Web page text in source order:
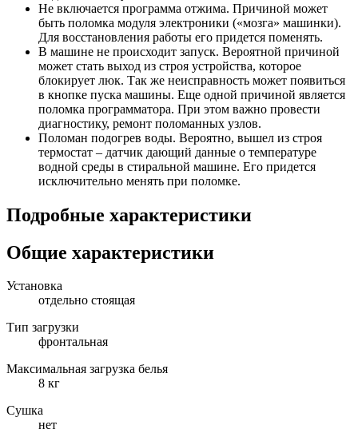
Не включается программа отжима. Причиной может
быть поломка модуля электроники («мозга» машинки).
Для восстановления работы его придется поменять.
В машине не происходит запуск. Вероятной причиной
может стать выход из строя устройства, которое
блокирует люк. Так же неисправность может появиться
в кнопке пуска машины. Еще одной причиной является
поломка программатора. При этом важно провести
диагностику, ремонт поломанных узлов.
Поломан подогрев воды. Вероятно, вышел из строя
термостат – датчик дающий данные о температуре
водной среды в стиральной машине. Его придется
исключительно менять при поломке.
Подробные характеристики
Общие характеристики
Установка
отдельно стоящая
Тип загрузки
фронтальная
Максимальная загрузка белья
8 кг
Сушка
нет